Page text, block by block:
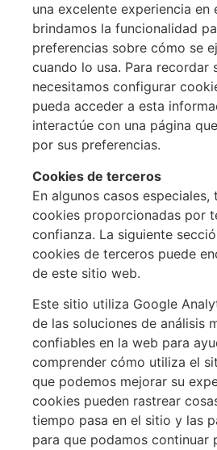
una excelente experiencia en
brindamos la funcionalidad
preferencias sobre cómo se
cuando lo usa. Para recordar
necesitamos configurar
pueda acceder a esta
interactúe con una página
por sus preferencias.
Cookies de terceros
En algunos casos
cookies proporcionadas por
confianza. La siguiente
cookies de terceros puede
de este sitio web.
Este sitio utiliza Google
de las soluciones de análisis
confiables en la web para
comprender cómo utiliza el
que podemos mejorar su
cookies pueden rastrear
tiempo pasa en el sitio y las
para que podamos continuar